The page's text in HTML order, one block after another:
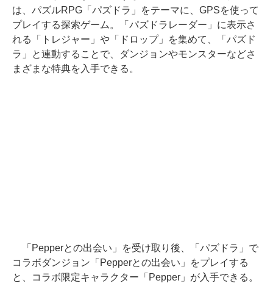
は、パズルRPG「パズドラ」をテーマに、GPSを使って
プレイする探索ゲーム。「パズドラレーダー」に表示さ
れる「トレジャー」や「ドロップ」を集めて、「パズド
ラ」と連動することで、ダンジョンやモンスターなどさ
まざまな特典を入手できる。
「Pepperとの出会い」を受け取り後、「パズドラ」で
コラボダンジョン「Pepperとの出会い」をプレイする
と、コラボ限定キャラクター「Pepper」が入手できる。